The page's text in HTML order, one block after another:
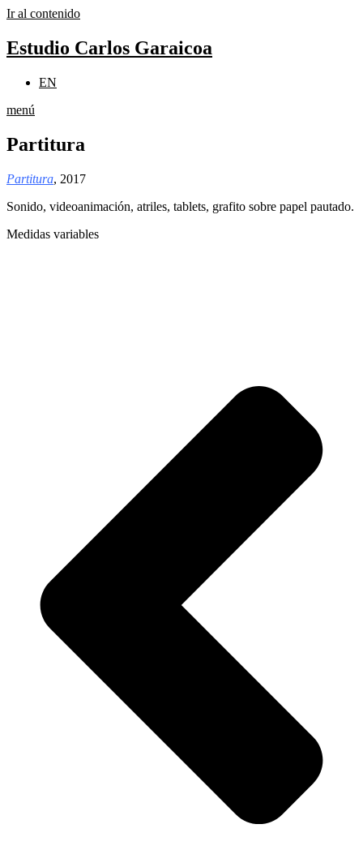
Ir al contenido
Estudio Carlos Garaicoa
EN
menú
Partitura
Partitura, 2017
Sonido, videoanimación, atriles, tablets, grafito sobre papel pautado.
Medidas variables